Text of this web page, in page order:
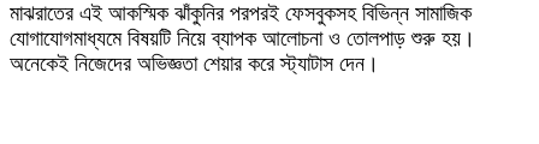
মাঝরাতের এই আকস্মিক ঝাঁকুনির পরপরই ফেসবুকসহ বিভিন্ন সামাজিক
যোগাযোগমাধ্যমে বিষয়টি নিয়ে ব্যাপক আলোচনা ও তোলপাড় শুরু হয়।
অনেকেই নিজেদের অভিজ্ঞতা শেয়ার করে স্ট্যাটাস দেন।